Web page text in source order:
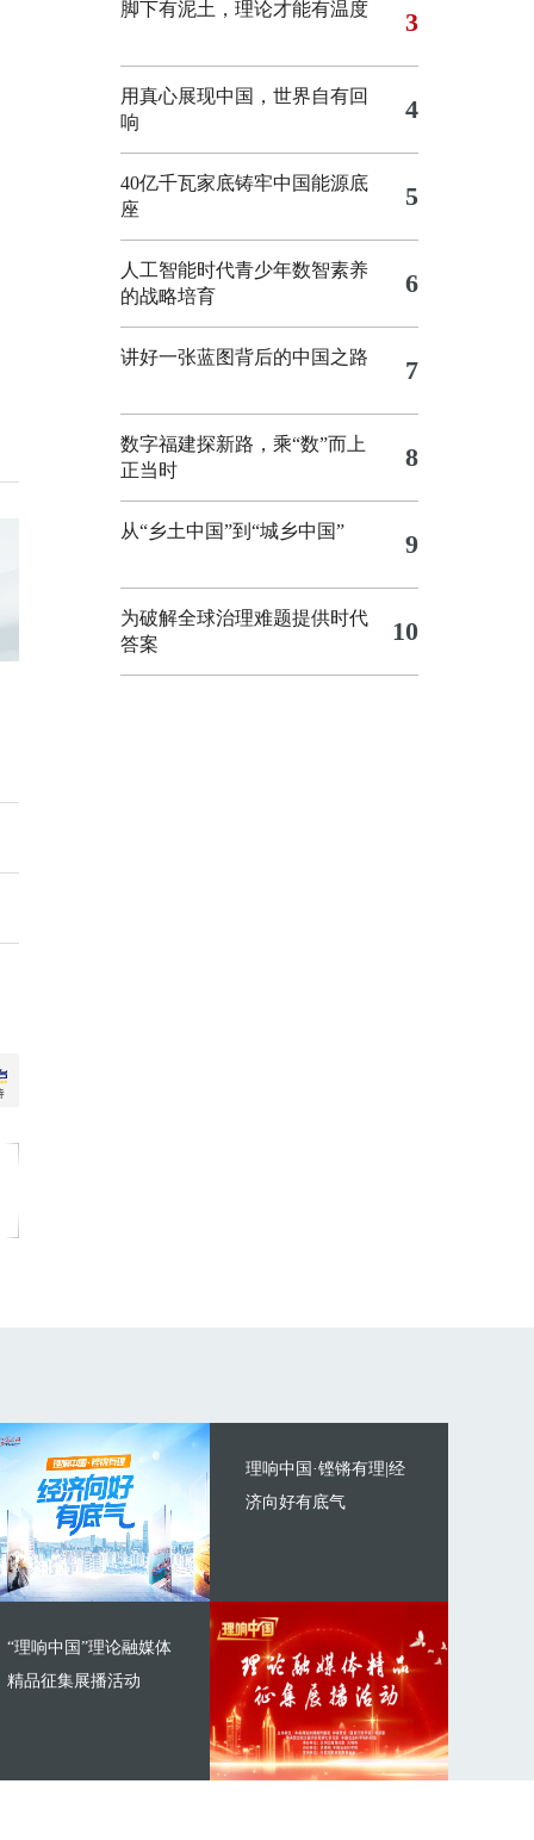
脚下有泥土，理论才能有温度 3
用真心展现中国，世界自有回
响
4
40亿千瓦家底铸牢中国能源底
座
5
人工智能时代青少年数智素养
的战略培育
6
讲好一张蓝图背后的中国之路 7
数字福建探新路，乘“数”而上
正当时
8
从“乡土中国”到“城乡中国” 9
为破解全球治理难题提供时代
答案
10
理响中国·铿锵有理|经
济向好有底气
“理响中国”理论融媒体
精品征集展播活动